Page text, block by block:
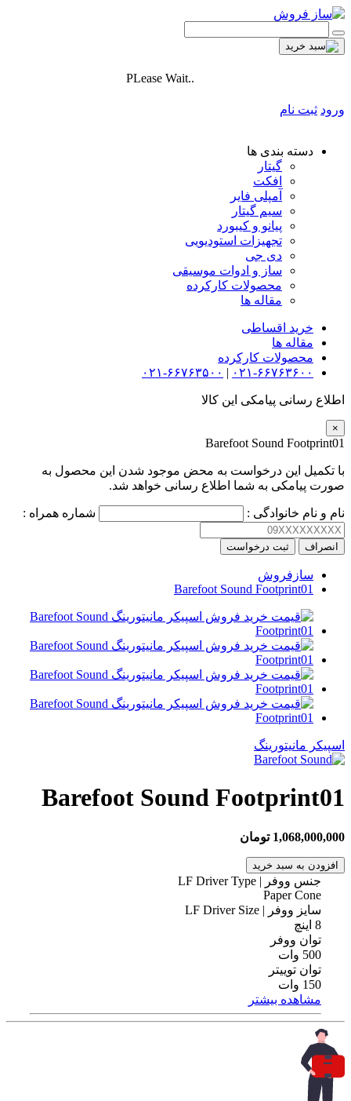
PLease Wait..
ورود ثبت نام
دسته بندی ها
گیتار
افکت
آمپلی فایر
سیم گیتار
پیانو و کیبورد
تجهیزات استودیویی
دی جی
ساز و ادوات موسیقی
محصولات کارکرده
مقاله ها
خرید اقساطی
مقاله ها
محصولات کارکرده
۰۲۱-۶۶۷۶۳۶۰۰ | ۰۲۱-۶۶۷۶۳۵۰۰
اطلاع رسانی پیامکی این کالا
×
Barefoot Sound Footprint01
با تکمیل این درخواست به محض موجود شدن این محصول به
صورت پیامکی به شما اطلاع رسانی خواهد شد.
نام و نام خانوادگی : شماره همراه :
انصراف ثبت درخواست
سازفروش
Barefoot Sound Footprint01
اسپیکر مانیتورینگ
Barefoot Sound Footprint01
1,068,000,000 تومان
افزودن به سبد خرید
جنس ووفر | LF Driver Type
Paper Cone
سایز ووفر | LF Driver Size
8 اینچ
توان ووفر
500 وات
توان توییتر
150 وات
مشاهده بیشتر